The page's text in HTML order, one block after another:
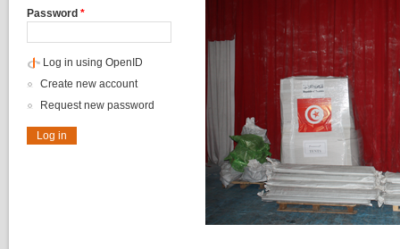
Password *
Log in using OpenID
Create new account
Request new password